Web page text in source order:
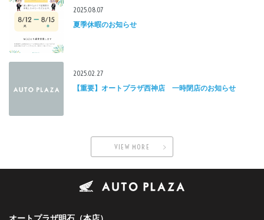
2025.08.07
夏季休暇のお知らせ
2025.02.27
【重要】オートプラザ西神店 一時閉店のお知らせ
VIEW MORE